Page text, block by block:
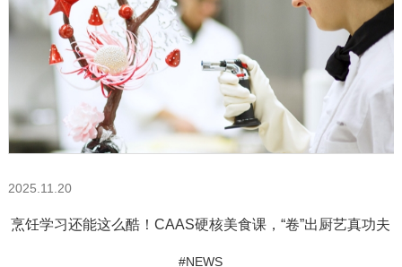
2025.11.20
烹饪学习还能这么酷！CAAS硬核美食课，“卷”出厨艺真功夫
#NEWS